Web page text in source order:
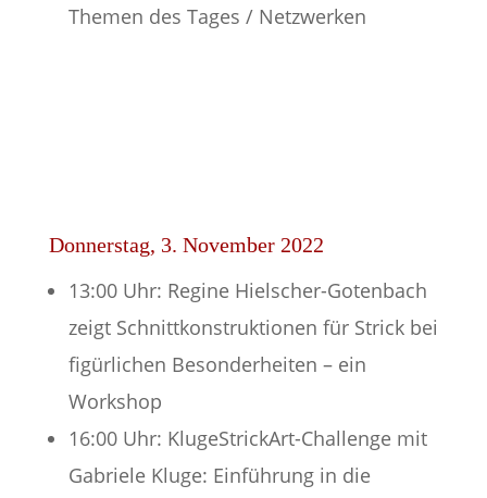
Themen des Tages / Netzwerken
Donnerstag, 3. November 2022
13:00 Uhr: Regine Hielscher-Gotenbach
zeigt Schnittkonstruktionen für Strick bei
figürlichen Besonderheiten – ein
Workshop
16:00 Uhr: KlugeStrickArt-Challenge mit
Gabriele Kluge: Einführung in die